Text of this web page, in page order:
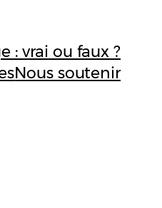
: vrai ou faux ?
Nous soutenir